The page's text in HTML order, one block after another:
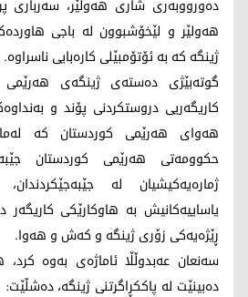
دەورووبەری شاری هەولێر، سەرباری
هەولێر و لێخۆشبوون لە باجی
ژینگە کە بە ئۆتۆمبێلی کارەبایی ناسراوە.
گوتەبێژی دەستەی ژینگەی هەرێمی
کاریگەریی دروستکردنی پۆند و
هەوای هەرێمی کوردستان کە
حکوومەتی هەرێمی کوردستان
ژمارەیەکیشیان لە
یاساییەکانیش بە هاوکارێکی کاریگەر
ڕێژەیەکی زۆری ژینگە و کەش و هەوا.
سەنعان عەبدوڵڵا ئاماژەی بەوە